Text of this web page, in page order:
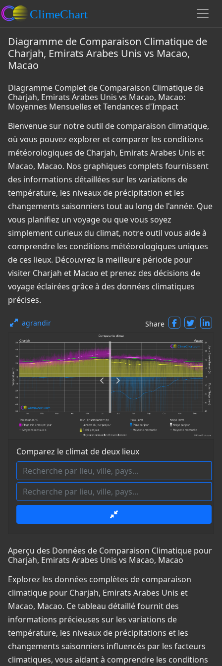
Diagramme de Comparaison Climatique de
Charjah, Emirats Arabes Unis vs Macao,
Macao
Diagramme Complet de Comparaison Climatique de
Charjah, Emirats Arabes Unis vs Macao, Macao:
Moyennes Mensuelles et Tendances d'Impact
Bienvenue sur notre outil de comparaison climatique,
où vous pouvez explorer et comparer les conditions
météorologiques de Charjah, Emirats Arabes Unis et
Macao, Macao. Nos graphiques complets fournissent
des informations détaillées sur les variations de
température, les niveaux de précipitation et les
changements saisonniers tout au long de l'année. Que
vous planifiez un voyage ou que vous soyez
simplement curieux du climat, notre outil vous aide à
comprendre les conditions météorologiques uniques
de ces lieux. Découvrez la meilleure période pour
visiter Charjah et Macao et prenez des décisions de
voyage éclairées grâce à des données climatiques
précises.
agrandir Share
Comparez le climat de deux lieux
Aperçu des Données de Comparaison Climatique pour
Charjah, Emirats Arabes Unis vs Macao, Macao
Explorez les données complètes de comparaison
climatique pour Charjah, Emirats Arabes Unis et
Macao, Macao. Ce tableau détaillé fournit des
informations précieuses sur les variations de
température, les niveaux de précipitations et les
changements saisonniers influencés par les facteurs
climatiques, vous aidant à comprendre les conditions